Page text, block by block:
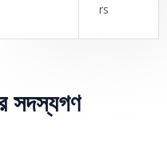
rs
সদস্যগণ